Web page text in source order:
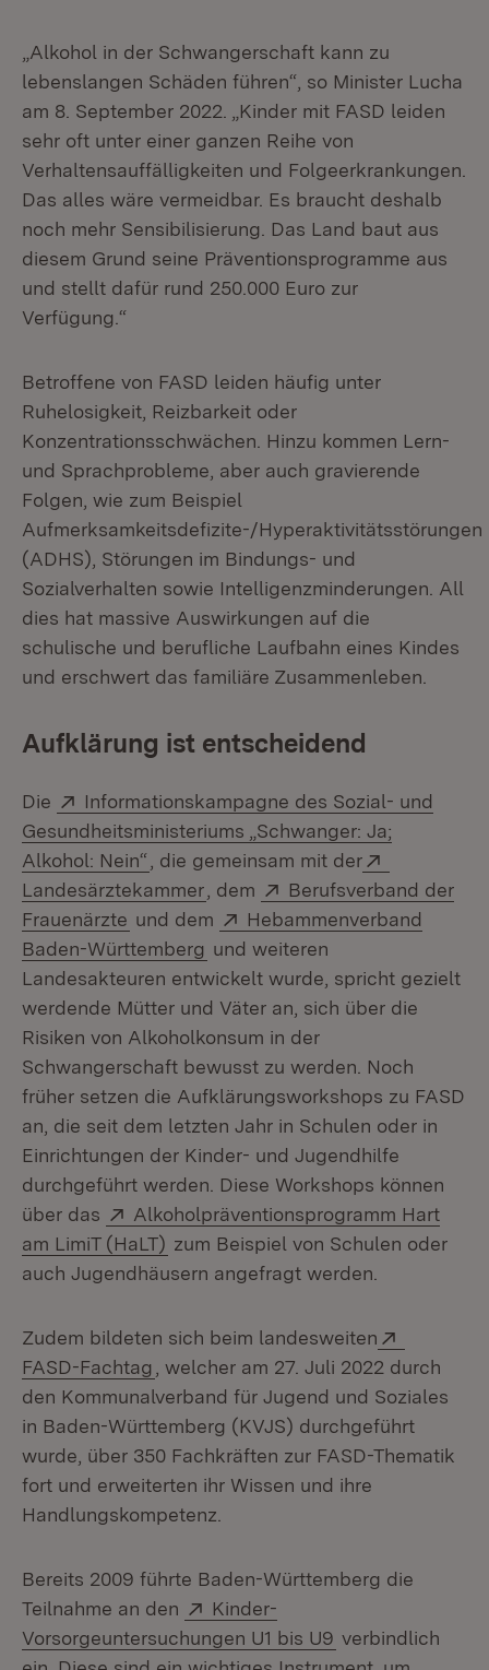
„Alkohol in der Schwangerschaft kann zu
lebenslangen Schäden führen“, so Minister Lucha
am 8. September 2022. „Kinder mit FASD leiden
sehr oft unter einer ganzen Reihe von
Verhaltensauffälligkeiten und Folgeerkrankungen.
Das alles wäre vermeidbar. Es braucht deshalb
noch mehr Sensibilisierung. Das Land baut aus
diesem Grund seine Präventionsprogramme aus
und stellt dafür rund 250.000 Euro zur
Verfügung.“
Betroffene von FASD leiden häufig unter
Ruhelosigkeit, Reizbarkeit oder
Konzentrationsschwächen. Hinzu kommen Lern-
und Sprachprobleme, aber auch gravierende
Folgen, wie zum Beispiel
Aufmerksamkeitsdefizite-/Hyperaktivitätsstörungen
(ADHS), Störungen im Bindungs- und
Sozialverhalten sowie Intelligenzminderungen. All
dies hat massive Auswirkungen auf die
schulische und berufliche Laufbahn eines Kindes
und erschwert das familiäre Zusammenleben.
Aufklärung ist entscheidend
Die Extern:
Informationskampagne des Sozial- und
Gesundheitsministeriums „Schwanger: Ja;
Alkohol: Nein“ (Öffnet in neuem Fenster)
, die gemeinsam mit der
Landesärztekammer (Öffnet in neuem Fenster)
, dem Extern:
Berufsverband der
Frauenärzte (Öffnet in neuem Fenster)
und dem Extern:
Hebammenverband
Baden-Württemberg (Öffnet in neuem Fenster)
und weiteren
Landesakteuren entwickelt wurde, spricht gezielt
werdende Mütter und Väter an, sich über die
Risiken von Alkoholkonsum in der
Schwangerschaft bewusst zu werden. Noch
früher setzen die Aufklärungsworkshops zu FASD
an, die seit dem letzten Jahr in Schulen oder in
Einrichtungen der Kinder- und Jugendhilfe
durchgeführt werden. Diese Workshops können
über das
Extern:
Alkoholpräventionsprogramm Hart
am LimiT (HaLT) (Öffnet in neuem Fenster)
zum Beispiel von Schulen oder
auch Jugendhäusern angefragt werden.
Zudem bildeten sich beim landesweiten
FASD-Fachtag (Öffnet in neuem Fenster)
, welcher am 27. Juli 2022 durch
den Kommunalverband für Jugend und Soziales
in Baden-Württemberg (KVJS) durchgeführt
wurde, über 350 Fachkräften zur FASD-Thematik
fort und erweiterten ihr Wissen und ihre
Handlungskompetenz.
Bereits 2009 führte Baden-Württemberg die
Teilnahme an den
Extern:
Kinder-
Vorsorgeuntersuchungen U1 bis U9 (Öffnet in
verbindlich